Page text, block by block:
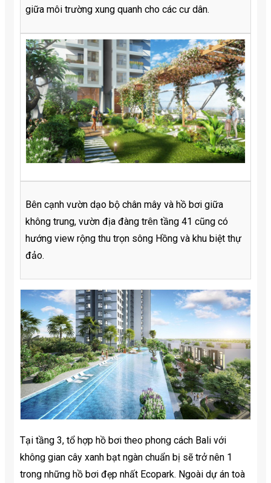
giữa môi trường xung quanh cho các cư dân.
Bên cạnh vườn dạo bộ chân mây và hồ bơi giữa
không trung, vườn địa đàng trên tầng 41 cũng có
hướng view rộng thu trọn sông Hồng và khu biệt thự
đảo.
Tại tầng 3, tổ hợp hồ bơi theo phong cách Bali với
không gian cây xanh bạt ngàn chuẩn bị sẽ trở nên 1
trong những hồ bơi đẹp nhất Ecopark. Ngoài dự án toà